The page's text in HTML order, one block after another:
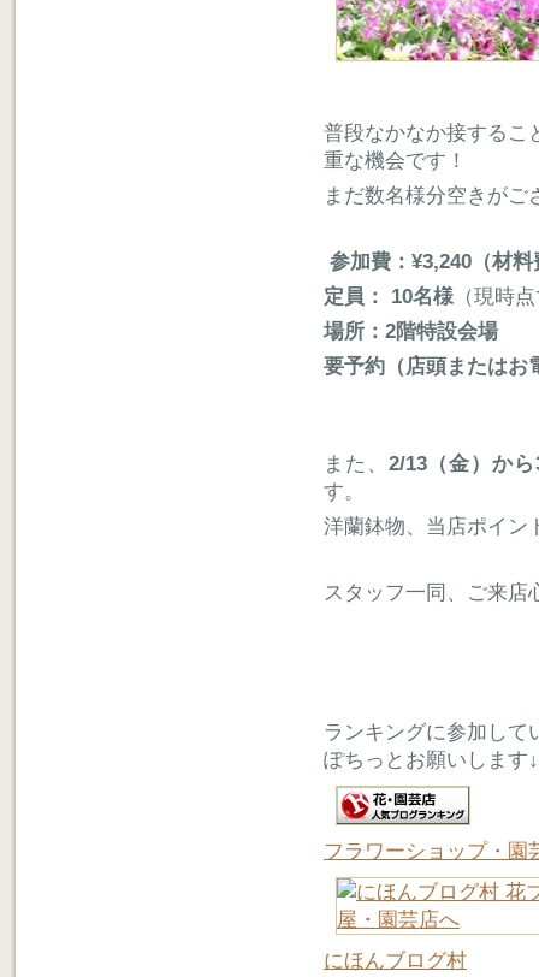
普段なかなか接するこ
重な機会です！
まだ数名様分空きが
参加費：¥3,240（材
定員： 10名様 （現時
場所：2階特設会場
要予約（店頭またはお
また、 2/13（金）か
す。
洋蘭鉢物、当店ポイン
スタッフ一同、ご来店
ランキングに参加して
ぽちっとお願いします↓
フラワーショップ・園
にほんブログ村